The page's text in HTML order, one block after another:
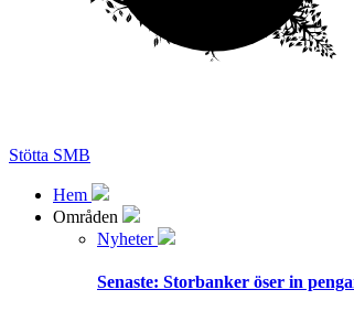
Stötta SMB
Hem
Områden
Nyheter
Senaste: Storbanker öser in